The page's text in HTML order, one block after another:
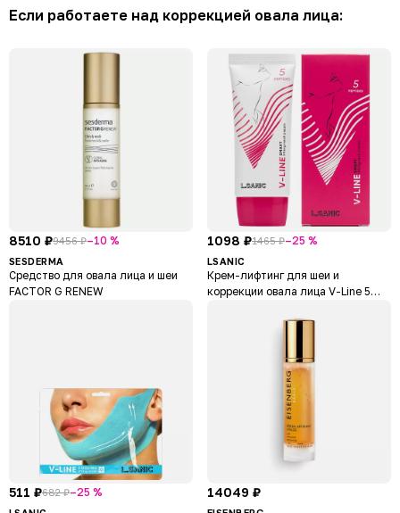
Если работаете над коррекцией овала лица:
8510 ₽9456 ₽–10 %
SESDERMA
Средство для овала лица и шеи
FACTOR G RENEW
1098 ₽1465 ₽–25 %
LSANIC
Крем-лифтинг для шеи и
коррекции овала лица V-Line 5
511 ₽682 ₽–25 % 14049 ₽